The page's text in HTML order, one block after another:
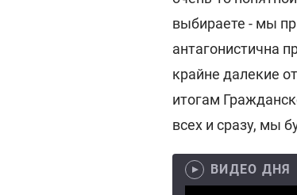
выбираете - мы
антагонистична
крайне далекие
итогам
всех и сразу, мы
ВИДЕО ДНЯ